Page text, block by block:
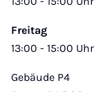
Freitag
13:00 - 15:00 Uhr
Gebäude P4